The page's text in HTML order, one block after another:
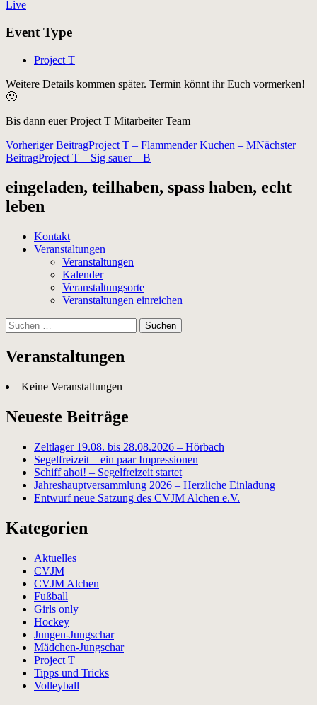
Live
Event Type
Project T
Weitere Details kommen später. Termin könnt ihr Euch vormerken!
🙂
Bis dann euer Project T Mitarbeiter Team
Beitragsnavigation
Vorheriger BeitragProject T – Flammender Kuchen – MNächster
BeitragProject T – Sig sauer – B
eingeladen, teilhaben, spass haben, echt
leben
Kontakt
Veranstaltungen
Veranstaltungen
Kalender
Veranstaltungsorte
Veranstaltungen einreichen
Suchen
nach:
Veranstaltungen
Keine Veranstaltungen
Neueste Beiträge
Zeltlager 19.08. bis 28.08.2026 – Hörbach
Segelfreizeit – ein paar Impressionen
Schiff ahoi! – Segelfreizeit startet
Jahreshauptversammlung 2026 – Herzliche Einladung
Entwurf neue Satzung des CVJM Alchen e.V.
Kategorien
Aktuelles
CVJM
CVJM Alchen
Fußball
Girls only
Hockey
Jungen-Jungschar
Mädchen-Jungschar
Project T
Tipps und Tricks
Volleyball